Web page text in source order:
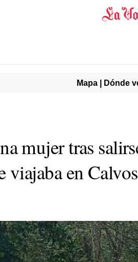
Mapa | Dónde
mujer tras
viajaba en